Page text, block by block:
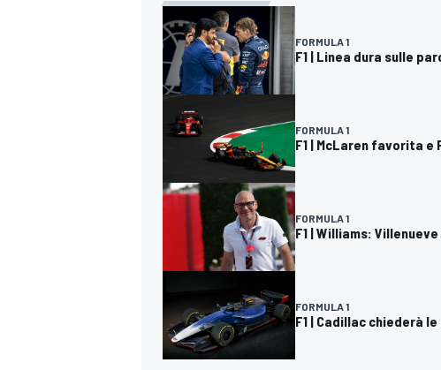
MONOMARCA
FORMULA 1
F1 | Linea dura sulle
FORMULA 1
F1 | McLaren favorita
FORMULA 1
F1 | Williams:
FORMULA 1
F1 | Cadillac chiederà